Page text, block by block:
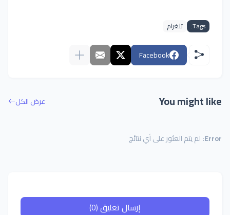
Tags: تلغرام
Facebook
You might like عرض الكل
Error: لم يتم العثور على أي نتائج
إرسال تعليق (0)